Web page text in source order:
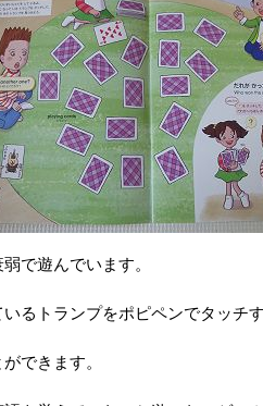
で遊んでいます。
るトランプをポピペンでタッチ
できます。